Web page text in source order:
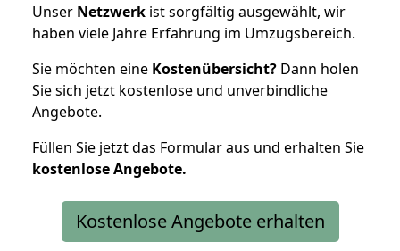
Unser Netzwerk ist sorgfältig ausgewählt, wir
haben viele Jahre Erfahrung im Umzugsbereich.
Sie möchten eine Kostenübersicht? Dann holen
Sie sich jetzt kostenlose und unverbindliche
Angebote.
Füllen Sie jetzt das Formular aus und erhalten Sie
kostenloseAngebote.
Kostenlose Angebote erhalten